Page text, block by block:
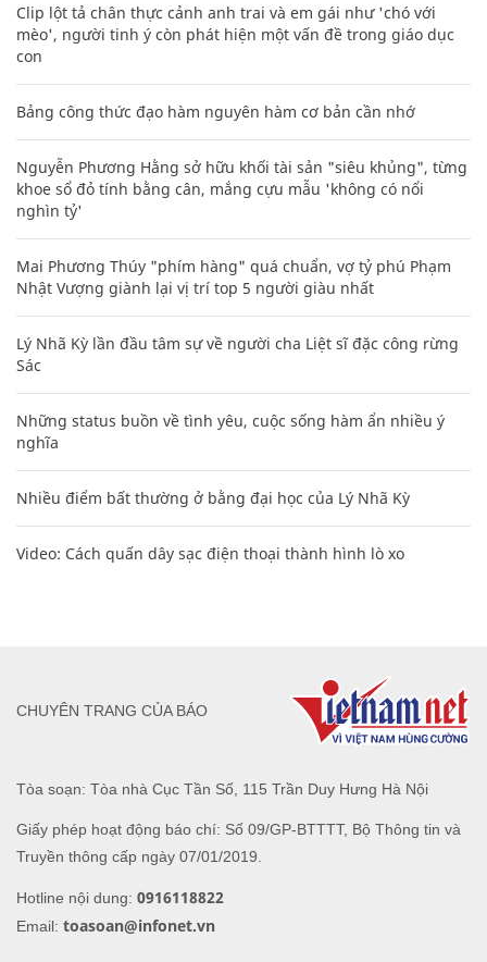
Clip lột tả chân thực cảnh anh trai và em gái như 'chó với
mèo', người tinh ý còn phát hiện một vấn đề trong giáo dục
con
Bảng công thức đạo hàm nguyên hàm cơ bản cần nhớ
Nguyễn Phương Hằng sở hữu khối tài sản "siêu khủng", từng
khoe sổ đỏ tính bằng cân, mắng cựu mẫu 'không có nổi
nghìn tỷ'
Mai Phương Thúy "phím hàng" quá chuẩn, vợ tỷ phú Phạm
Nhật Vượng giành lại vị trí top 5 người giàu nhất
Lý Nhã Kỳ lần đầu tâm sự về người cha Liệt sĩ đặc công rừng
Sác
Những status buồn về tình yêu, cuộc sống hàm ẩn nhiều ý
nghĩa
Nhiều điểm bất thường ở bằng đại học của Lý Nhã Kỳ
Video: Cách quấn dây sạc điện thoại thành hình lò xo
Tòa soạn: Tòa nhà Cục Tần Số, 115 Trần Duy Hưng Hà Nội
Giấy phép hoạt động báo chí: Số 09/GP-BTTTT, Bộ Thông tin và
Truyền thông cấp ngày 07/01/2019.
Hotline nội dung: 0916118822
Email: toasoan@infonet.vn
CHUYÊN TRANG CỦA BÁO